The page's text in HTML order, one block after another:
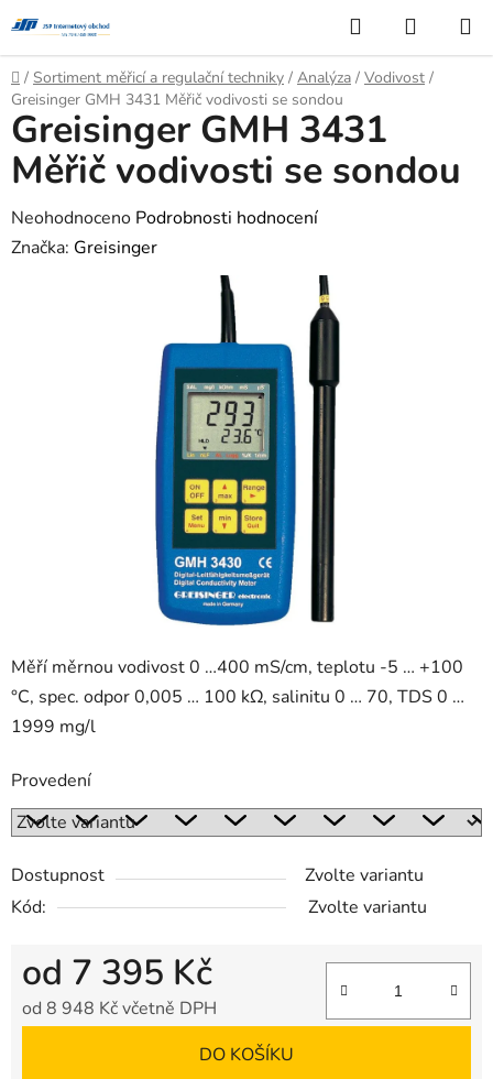
na
obsah
Hledat
KOŠÍK
Domů
/ Sortiment měřicí a regulační techniky / Analýza / Vodivost /
Greisinger GMH 3431 Měřič vodivosti se sondou
Měří měrnou vodivost 0 …400 mS/cm, teplotu -5 … +100
°C, spec. odpor 0,005 … 100 kΩ, salinitu 0 … 70, TDS 0 …
1999 mg/l
Provedení
Dostupnost
Zvolte variantu
Kód:
Zvolte variantu
od 7 395 Kč
od 8 948 Kčvčetně DPH
DO KOŠÍKU
Greisinger GMH 3431
Měřič vodivosti se sondou
Průměrné
hodnocení
Neohodnoceno Podrobnosti hodnocení
Značka: Greisinger